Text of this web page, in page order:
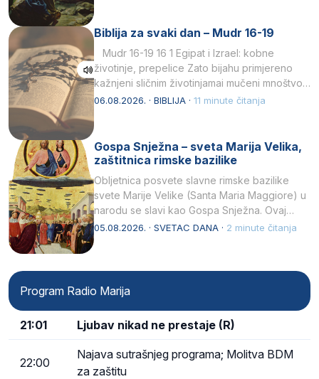
Biblija za svaki dan – Mudr 16-19
Mudr 16-19 16 1 Egipat i Izrael: kobne
životinje, prepelice Zato bijahu primjereno
kažnjeni sličnim životinjamai mučeni mnoštvom
kukaca.2 A narod…
06.08.2026. · BIBLIJA · 11 minute čitanja
Gospa Snježna – sveta Marija Velika,
zaštitnica rimske bazilike
Obljetnica posvete slavne rimske bazilike
svete Marije Velike (Santa Maria Maggiore) u
narodu se slavi kao Gospa Snježna. Ovaj
naziv, Sancta Maria…
05.08.2026. · SVETAC DANA · 2 minute čitanja
Program Radio Marija
21:01 Ljubav nikad ne prestaje (R)
22:00
Najava sutrašnjeg programa; Molitva BDM
za zaštitu